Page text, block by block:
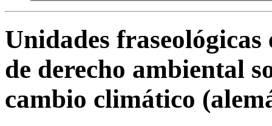
Unidades
de derecho ambiental
cambio climático